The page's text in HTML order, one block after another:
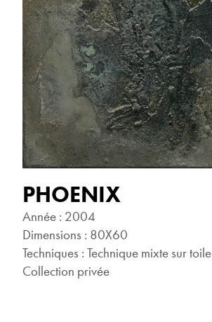
PHOENIX
Année : 2004
Dimensions : 80X60
Techniques : Technique mixte sur toile
Collection privée